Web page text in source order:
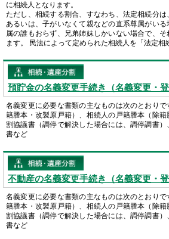
に相続人となります。
ただし、相続する割合、すなわち、法定相続分は
あるいは、子がいなくて親などの直系尊属がい
属の誰もおらず、兄弟姉妹しかいない場合で、
ます。 民法によって定められた相続人を「法定相
預貯金の名義変更手続き（名義変更・登
名義変更に必要な書類の主なものは次のとおり
籍謄本・改製原戸籍）、相続人の戸籍謄本（除
割協議書（調停で解決した場合には、調停調書
書など
不動産の名義変更手続き（名義変更・登
名義変更に必要な書類の主なものは次のとおり
籍謄本・改製原戸籍）、相続人の戸籍謄本（除
割協議書（調停で解決した場合には、調停調書
書など